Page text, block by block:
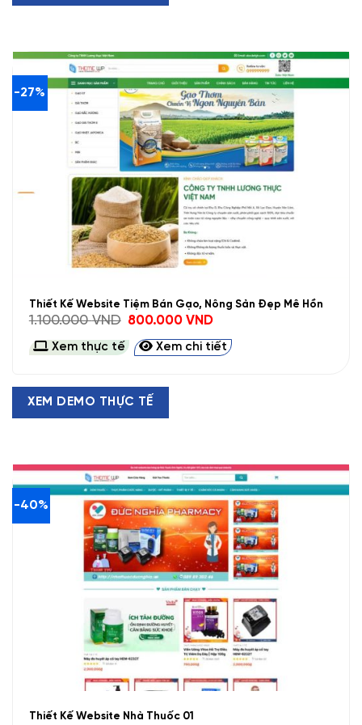
-27%
Thiết Kế Website Tiệm Bán Gạo, Nông Sản Đẹp Mê Hồn
1.100.000VND
Giá
gốc
là:
1.100.000 VND.
800.000VNDGiá
tại
là:
800.000 VND.
Xem thực tế Xem chi tiết
XEM DEMO THỰC TẾ
-40%
Thiết Kế Website Nhà Thuốc 01